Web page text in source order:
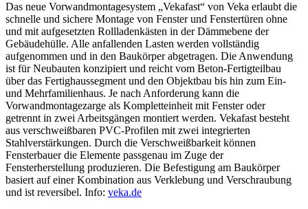
Das neue Vorwandmontagesystem „Vekafast“ von Veka erlaubt die
schnelle und sichere Montage von Fenster und Fenstertüren ohne
und mit aufgesetzten Rollladenkästen in der Dämmebene der
Gebäudehülle. Alle anfallenden Lasten werden vollständig
aufgenommen und in den Baukörper abgetragen. Die Anwendung
ist für Neubauten konzipiert und reicht vom Beton-Fertigteilbau
über das Fertighaussegment und den Objektbau bis hin zum Ein-
und Mehrfamilienhaus. Je nach Anforderung kann die
Vorwandmontagezarge als Kompletteinheit mit Fenster oder
getrennt in zwei Arbeitsgängen montiert werden. Vekafast besteht
aus verschweißbaren PVC-Profilen mit zwei integrierten
Stahlverstärkungen. Durch die Verschweißbarkeit können
Fensterbauer die Elemente passgenau im Zuge der
Fensterherstellung produzieren. Die Befestigung am Baukörper
basiert auf einer Kombination aus Verklebung und Verschraubung
und ist reversibel. Info: veka.de